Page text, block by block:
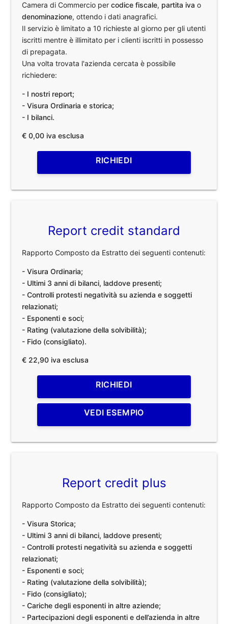
Camera di Commercio percodice fiscale, partita iva o
denominazione, ottendo i dati anagrafici.
Il servizio è limitato a 10 richieste al giorno per gli utenti
iscritti mentre è illimitato per i clienti iscritti in possesso
di prepagata.
Una volta trovata l'azienda cercata è possibile
richiedere:
- I nostri report;
- Visura Ordinaria e storica;
- I bilanci.
€ 0,00 iva esclusa
RICHIEDI
Report credit standard
Rapporto Composto da Estratto dei seguenti contenuti:
- Visura Ordinaria;
- Ultimi 3 anni di bilanci, laddove presenti;
- Controlli protesti negatività su azienda e soggetti
relazionati;
- Esponenti e soci;
- Rating (valutazione della solvibilità);
- Fido (consigliato).
€ 22,90 iva esclusa
RICHIEDI
VEDI ESEMPIO
Report credit plus
Rapporto Composto da Estratto dei seguenti contenuti:
- Visura Storica;
- Ultimi 3 anni di bilanci, laddove presenti;
- Controlli protesti negatività su azienda e soggetti
relazionati;
- Esponenti e soci;
- Rating (valutazione della solvibilità);
- Fido (consigliato);
- Cariche degli esponenti in altre aziende;
- Partecipazioni degli esponenti e dell’azienda in altre